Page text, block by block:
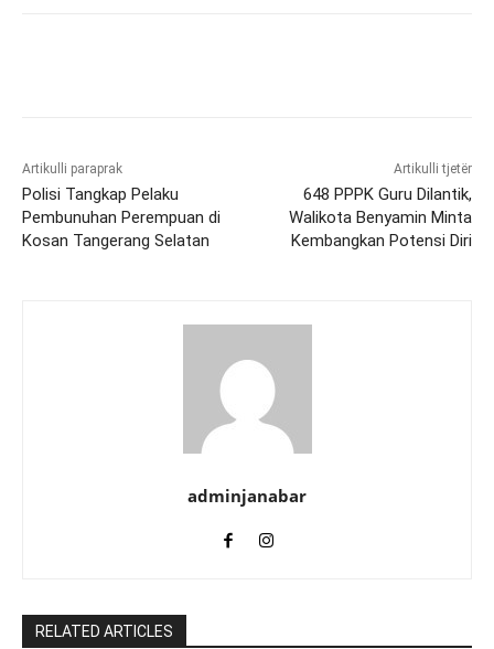
Artikulli paraprak
Polisi Tangkap Pelaku
Pembunuhan Perempuan di
Kosan Tangerang Selatan
Artikulli tjetër
648 PPPK Guru Dilantik,
Walikota Benyamin Minta
Kembangkan Potensi Diri
adminjanabar
RELATED ARTICLES